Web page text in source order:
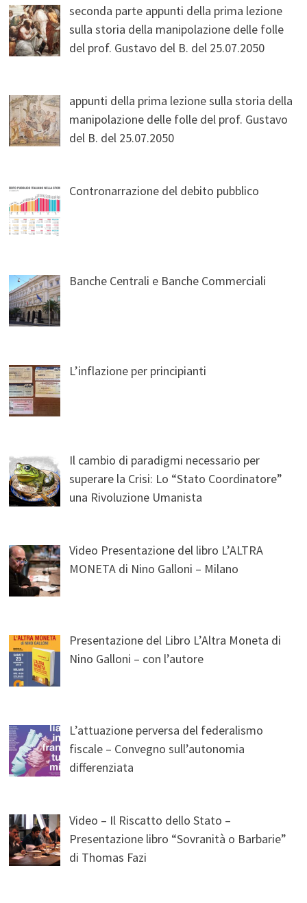
seconda parte appunti della prima lezione
sulla storia della manipolazione delle folle
del prof. Gustavo del B. del 25.07.2050
appunti della prima lezione sulla storia della
manipolazione delle folle del prof. Gustavo
del B. del 25.07.2050
Contronarrazione del debito pubblico
Banche Centrali e Banche Commerciali
L’inflazione per principianti
Il cambio di paradigmi necessario per
superare la Crisi: Lo “Stato Coordinatore”
una Rivoluzione Umanista
Video Presentazione del libro L’ALTRA
MONETA di Nino Galloni – Milano
Presentazione del Libro L’Altra Moneta di
Nino Galloni – con l’autore
L’attuazione perversa del federalismo
fiscale – Convegno sull’autonomia
differenziata
Video – Il Riscatto dello Stato –
Presentazione libro “Sovranità o Barbarie”
di Thomas Fazi